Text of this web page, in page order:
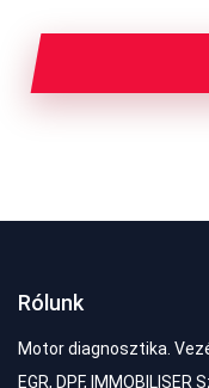
Rólunk
Motor diagnosztika.
EGR, DPF,